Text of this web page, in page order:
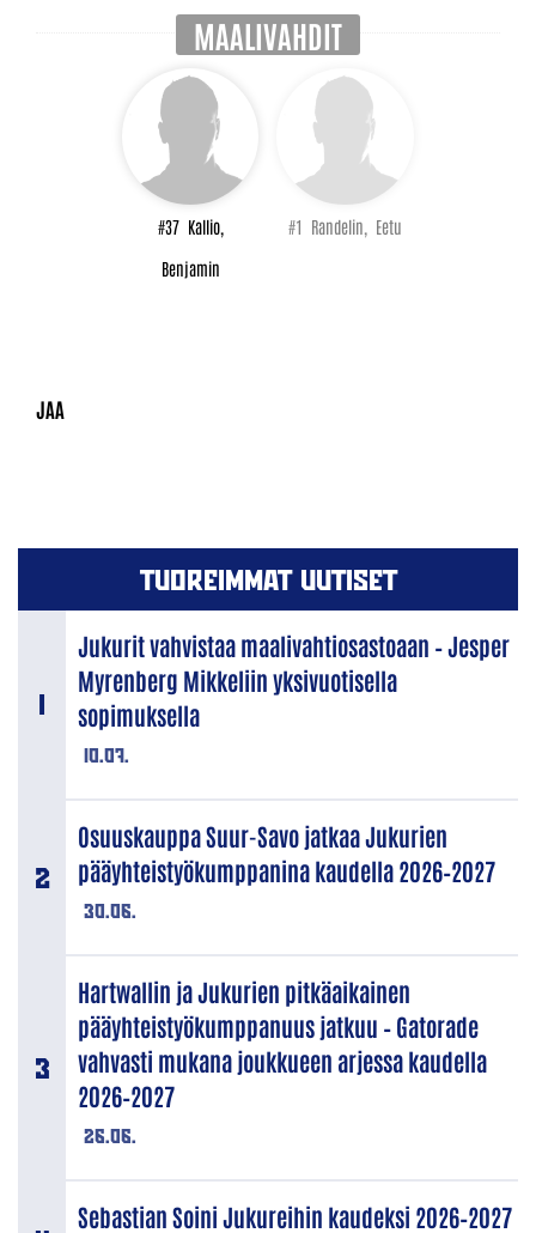
MAALIVAHDIT
#37 Kallio,
Benjamin
#1 Randelin, Eetu
TUOREIMMAT UUTISET
10.07.
Jukurit vahvistaa maalivahtiosastoaan – Jesper
Myrenberg Mikkeliin yksivuotisella
sopimuksella
30.06.
Osuuskauppa Suur-Savo jatkaa Jukurien
pääyhteistyökumppanina kaudella 2026–2027
26.06.
Hartwallin ja Jukurien pitkäaikainen
pääyhteistyökumppanuus jatkuu – Gatorade
vahvasti mukana joukkueen arjessa kaudella
2026–2027
Sebastian Soini Jukureihin kaudeksi 2026–2027